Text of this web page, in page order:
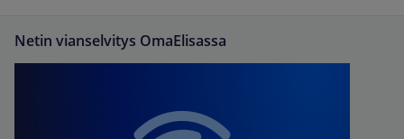
Netin vianselvitys OmaElisassa